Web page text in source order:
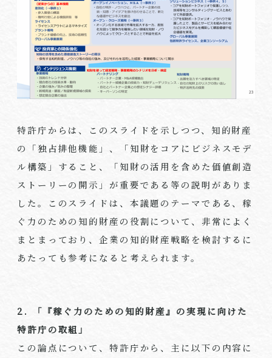
特許庁からは、このスライドを示しつつ、知的財産
の「独占排他機能」、「知財をコアにビジネスモデ
ル構築」すること、「知財の活用を含めた価値創造
ストーリーの開示」が重要である等の説明がありま
した。このスライドは、本議題のテーマである、稼
ぐ力のための知的財産の役割について、非常によく
まとまっており、企業の知的財産戦略を検討するに
あたっても参考になると考えられます。
2. 「『稼ぐ力のための知的財産』の実現に向けた
特許庁の取組」
この論点について、特許庁から、主に以下の内容に